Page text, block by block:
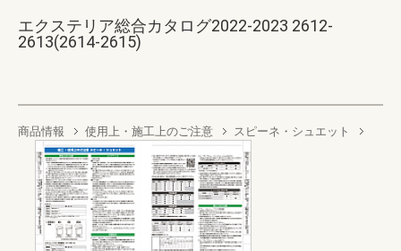
エクステリア総合カタログ2022-2023 2612-
2613(2614-2615)
商品情報 使用上・施工上のご注意 スピーネ・シュエット